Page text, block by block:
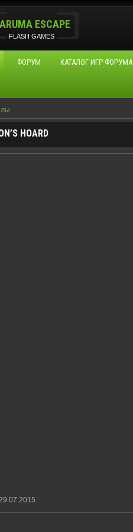
ESCAPE
FLASH GAMES
ФОРУМ КАТАЛОГ ИГР ФОРУМА
HOARD